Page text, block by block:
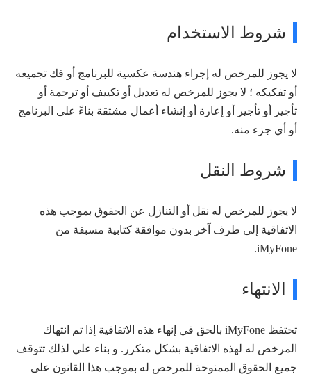
شروط الاستخدام
لا يجوز للمرخص له إجراء هندسة عكسية للبرنامج أو فك تجميعه
أو تفكيكه ؛ لا يجوز للمرخص له تعديل أو تكييف أو ترجمة أو
تأجير أو تأجير أو إعارة أو إنشاء أعمال مشتقة بناءً على البرنامج
أو أي جزء منه.
شروط النقل
لا يجوز للمرخص له نقل أو التنازل عن الحقوق بموجب هذه
الاتفاقية إلى طرف آخر بدون موافقة كتابية مسبقة من
iMyFone.
الانتهاء
تحتفظ iMyFone بالحق في إنهاء هذه الاتفاقية إذا تم انتهاك
المرخص له لهذه الاتفاقية بشكل متكرر. و بناء علي لذلك تتوقف
جميع الحقوق الممنوحة للمرخص له بموجب هذا القانون على